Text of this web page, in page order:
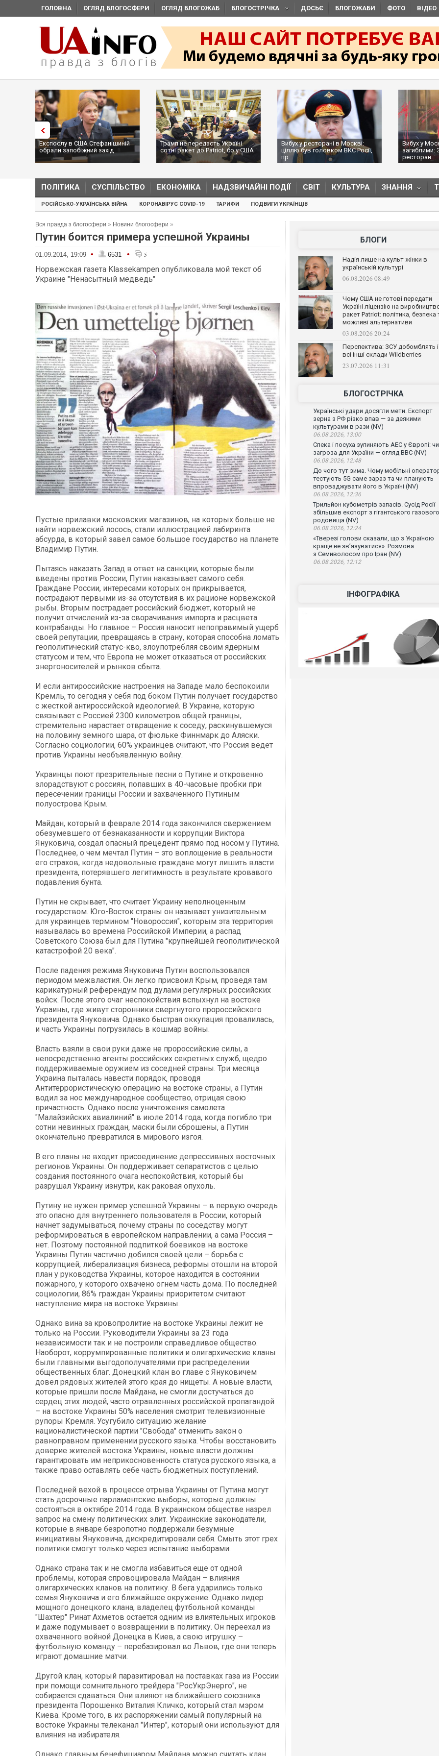
ГОЛОВНА ОГЛЯД БЛОГОСФЕРИ ОГЛЯД БЛОГОЖАБ БЛОГОСТРІЧКА ДОСЬЄ БЛОГОЖАБИ ФОТО ВІДЕО
Експослу в США Стефанішиній
обрали запобіжний захід
Трамп не передасть Україні
сотні ракет до Patriot, бо у США
...
Вибух у ресторані в Москві:
ціллю був головком ВКС Росії,
пр...
Вибух у
загиблими:
ресторан...
ПОЛІТИКА СУСПІЛЬСТВО ЕКОНОМІКА НАДЗВИЧАЙНІ ПОДІЇ СВІТ КУЛЬТУРА ЗНАННЯ
РОСІЙСЬКО-УКРАЇНСЬКА ВІЙНА КОРОНАВІРУС COVID-19 ТАРИФИ ПОДВИГИ УКРАЇНЦІВ
Вся правда з блогосфери » Новини блогосфери »
Путин боится примера успешной Украины
01.09.2014, 19:09 • 6531 • 5
Норвежская газета Klassekampen опубликовала мой текст об
Украине "Ненасытный медведь"
Пустые прилавки московских магазинов, на которых больше не
найти норвежский лосось, стали иллюстрацией лабиринта
абсурда, в который завел самое большое государство на планете
Владимир Путин.
Пытаясь наказать Запад в ответ на санкции, которые были
введены против России, Путин наказывает самого себя.
Граждане России, интересами которых он прикрывается,
пострадают первыми из-за отсутствия в их рационе норвежской
рыбы. Вторым пострадает российский бюджет, который не
получит отчислений из-за сворачивания импорта и расцвета
контрабанды. Но главное – Россия наносит непоправимый ущерб
своей репутации, превращаясь в страну, которая способна ломать
геополитический статус-кво, злоупотребляя своим ядерным
статусом и тем, что Европа не может отказаться от российских
энергоносителей и рынков сбыта.
И если антироссийские настроения на Западе мало беспокоили
Кремль, то сегодня у себя под боком Путин получает государство
с жесткой антироссийской идеологией. В Украине, которую
связывает с Россией 2300 километров общей границы,
стремительно нарастает отвращение к соседу, раскинувшемуся
на половину земного шара, от фюльке Финнмарк до Аляски.
Согласно социологии, 60% украинцев считают, что Россия ведет
против Украины необъявленную войну.
Украинцы поют презрительные песни о Путине и откровенно
злорадствуют с россиян, попавших в 40-часовые пробки при
пересечении границы России и захваченного Путиным
полуострова Крым.
Майдан, который в феврале 2014 года закончился свержением
обезумевшего от безнаказанности и коррупции Виктора
Януковича, создал опасный прецедент прямо под носом у Путина.
Последнее, о чем мечтал Путин – это воплощение в реальности
его страхов, когда недовольные граждане могут лишить власти
президента, потерявшего легитимность в результате кровавого
подавления бунта.
Путин не скрывает, что считает Украину неполноценным
государством. Юго-Восток страны он называет унизительным
для украинцев термином "Новороссия", которым эта территория
называлась во времена Российской Империи, а распад
Советского Союза был для Путина "крупнейшей геополитической
катастрофой 20 века".
После падения режима Януковича Путин воспользовался
периодом межвластия. Он легко присвоил Крым, проведя там
карикатурный референдум под дулами регулярных российских
войск. После этого очаг неспокойствия вспыхнул на востоке
Украины, где живут сторонники свергнутого пророссийского
президента Януковича. Однако быстрая оккупация провалилась,
и часть Украины погрузилась в кошмар войны.
Власть взяли в свои руки даже не пророссийские силы, а
непосредственно агенты российских секретных служб, щедро
поддерживаемые оружием из соседней страны. Три месяца
Украина пыталась навести порядок, проводя
Антитеррористическую операцию на востоке страны, а Путин
водил за нос международное сообщество, отрицая свою
причастность. Однако после уничтожения самолета
"Малайзийских авиалиний" в июле 2014 года, когда погибло три
сотни невинных граждан, маски были сброшены, а Путин
окончательно превратился в мирового изгоя.
В его планы не входит присоединение депрессивных восточных
регионов Украины. Он поддерживает сепаратистов с целью
создания постоянного очага неспокойствия, который бы
разрушал Украину изнутри, как раковая опухоль.
Путину не нужен пример успешной Украины – в первую очередь
это опасно для внутреннего пользователя в России, который
начнет задумываться, почему страны по соседству могут
реформироваться в европейском направлении, а сама Россия –
нет. Поэтому постоянной подпиткой боевиков на востоке
Украины Путин частично добился своей цели – борьба с
коррупцией, либерализация бизнеса, реформы отошли на второй
план у руководства Украины, которое находится в состоянии
пожарного, у которого охвачено огнем часть дома. По последней
социологии, 86% граждан Украины приоритетом считают
наступление мира на востоке Украины.
Однако вина за кровопролитие на востоке Украины лежит не
только на России. Руководители Украины за 23 года
независимости так и не построили справедливое общество.
Наоборот, коррумпированные политики и олигархические кланы
были главными выгодополучателями при распределении
общественных благ. Донецкий клан во главе с Януковичем
довел рядовых жителей этого края до нищеты. А новые власти,
которые пришли после Майдана, не смогли достучаться до
сердец этих людей, часто отравленных российской пропагандой
– на востоке Украины 50% населения смотрит телевизионные
рупоры Кремля. Усугубило ситуацию желание
националистической партии "Свобода" отменить закон о
равноправном применении русского языка. Чтобы восстановить
доверие жителей востока Украины, новые власти должны
гарантировать им неприкосновенность статуса русского языка, а
также право оставлять себе часть бюджетных поступлений.
Последней вехой в процессе отрыва Украины от Путина могут
стать досрочные парламентские выборы, которые должны
состояться в октябре 2014 года. В украинском обществе назрел
запрос на смену политических элит. Украинские законодатели,
которые в январе безропотно поддержали безумные
инициативы Януковича, дискредитировали себя. Смыть этот грех
политики смогут только через испытание выборами.
Однако страна так и не смогла избавиться еще от одной
проблемы, которая спровоцировала Майдан – влияния
олигархических кланов на политику. В бега ударились только
семья Януковича и его ближайшее окружение. Однако лидер
мощного донецкого клана, владелец футбольной команды
"Шахтер" Ринат Ахметов остается одним из влиятельных игроков
и даже подумывает о возвращении в политику. Он переехал из
охваченного войной Донецка в Киев, а свою игрушку –
футбольную команду – перебазировал во Львов, где они теперь
играют домашние матчи.
Другой клан, который паразитировал на поставках газа из России
при помощи сомнительного трейдера "РосУкрЭнерго", не
собирается сдаваться. Они влияют на ближайшего союзника
президента Порошенко Виталия Кличко, который стал мэром
Киева. Кроме того, в их распоряжении самый популярный на
востоке Украины телеканал "Интер", который они используют для
влияния на избирателя.
БЛОГИ
Надія лише на культ жінки в
українській культурі
06.08.2026 08:49
Чому США не готові передати
Україні ліцензію на
ракет Patriot: політика, безпека
можливі альтернативи
03.08.2026 20:24
Перспектива: ЗСУ добомблять і
всі інші склади Wildberries
23.07.2026 11:31
БЛОГОСТРІЧКА
Українські удари досягли мети. Експорт
зерна з РФ різко впав — за деякими
культурами в рази (NV)
06.08.2026, 13:00
Спека і посуха зупиняють АЕС у Європі:
загроза для України — огляд ВВС (NV)
06.08.2026, 12:48
До чого тут зима. Чому мобільні
тестують 5G саме зараз та чи планують
впроваджувати його в Україні (NV)
06.08.2026, 12:36
Трильйон кубометрів запасів. Сусід Росії
збільшив експорт з гігантського газового
родовища (NV)
06.08.2026, 12:24
«Тверезі голови сказали, що з Україною
краще не зв’язуватися». Розмова
з Семиволосом про Іран (NV)
06.08.2026, 12:12
ІНФОГРАФІКА